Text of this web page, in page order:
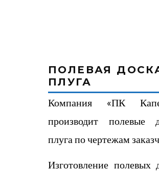
ПОЛЕВАЯ
ПЛУГА
Компания «ПК
производит полевые
плуга по чертежам
Изготовление полевых